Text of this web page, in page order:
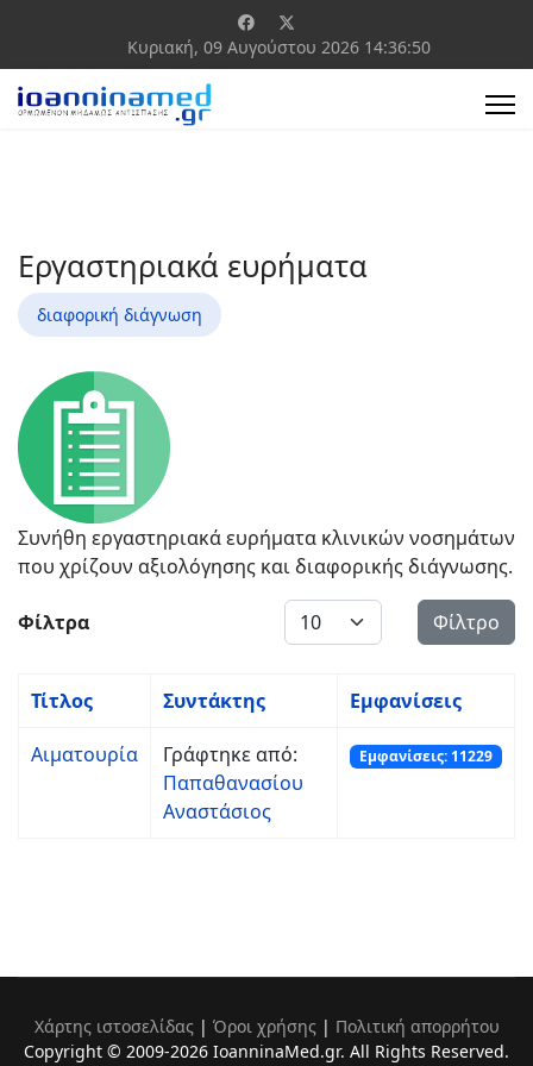
Κυριακή, 09 Αυγούστου 2026 14:36:50
Εργαστηριακά ευρήματα
διαφορική διάγνωση
Συνήθη εργαστηριακά ευρήματα κλινικών νοσημάτων
που χρίζουν αξιολόγησης και διαφορικής διάγνωσης.
Φίλτρα Εμφάνιση # Φίλτρο
Τίτλος Συντάκτης Εμφανίσεις
Αιματουρία
Γράφτηκε από:
Παπαθανασίου
Αναστάσιος
Εμφανίσεις: 11229
Χάρτης ιστοσελίδας| Όροι χρήσης| Πολιτική απορρήτου
Copyright © 2009-2026 IoanninaMed.gr. All Rights Reserved.